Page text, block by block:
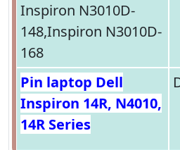
Inspiron N3010D-
148,Inspiron N3010D-
168
Pin laptop Dell
Inspiron 14R, N4010,
14R Series